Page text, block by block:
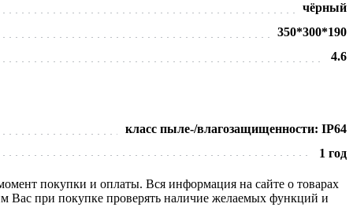
чёрный
350*300*190
4.6
класс пыле-/влагозащищенности: IP64
1 год
покупки и оплаты. Вся информация на сайте о товарах
Вас при покупке проверять наличие желаемых функций и